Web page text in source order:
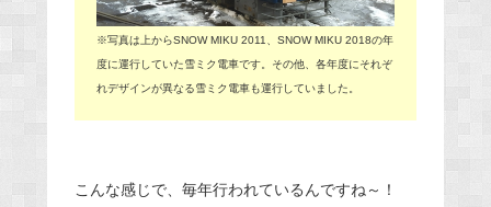
※写真は上からSNOW MIKU 2011、SNOW MIKU 2018の年
度に運行していた雪ミク電車です。その他、各年度にそれぞ
れデザインが異なる雪ミク電車も運行していました。
こんな感じで、毎年行われているんですね～！